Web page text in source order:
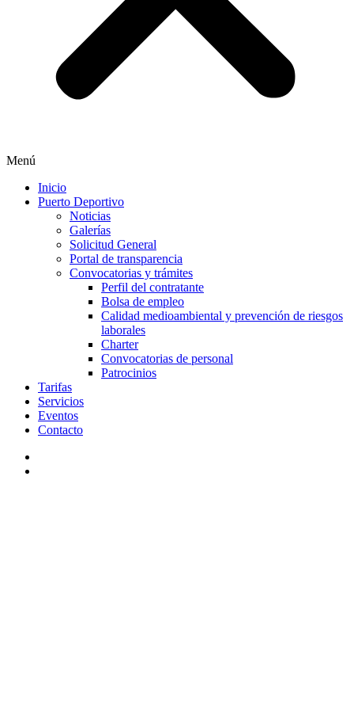
Menú
Inicio
Puerto Deportivo
Noticias
Galerías
Solicitud General
Portal de transparencia
Convocatorias y trámites
Perfil del contratante
Bolsa de empleo
Calidad medioambiental y prevención de riesgos
laborales
Charter
Convocatorias de personal
Patrocinios
Tarifas
Servicios
Eventos
Contacto